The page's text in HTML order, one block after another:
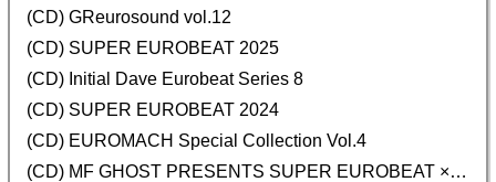
(CD) GReurosound vol.12
(CD) SUPER EUROBEAT 2025
(CD) Initial Dave Eurobeat Series 8
(CD) SUPER EUROBEAT 2024
(CD) EUROMACH Special Collection Vol.4
(CD) MF GHOST PRESENTS SUPER EUROBEAT × ORIGINAL SOUNDTRACK NEW COLLECTION